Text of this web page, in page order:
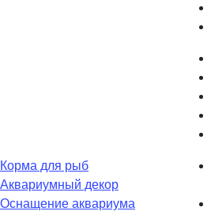
Кoрма для рыб
Аквариумный декор
Оснащение аквариума